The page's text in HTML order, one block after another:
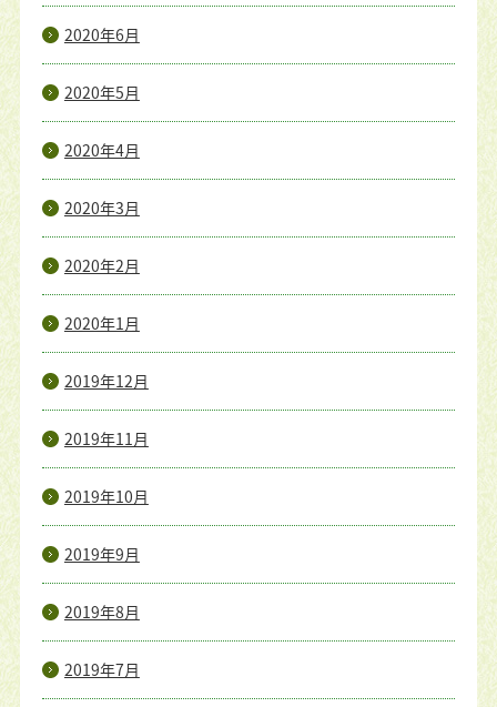
2020年6月
2020年5月
2020年4月
2020年3月
2020年2月
2020年1月
2019年12月
2019年11月
2019年10月
2019年9月
2019年8月
2019年7月